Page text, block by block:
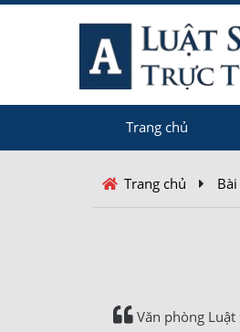
Trang chủ
Trang chủ
Văn phòng Luật